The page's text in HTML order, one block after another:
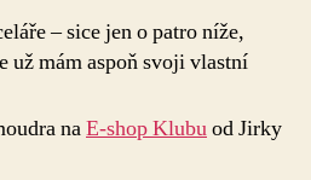
– sice jen o patro níže,
už mám aspoň svoji vlastní
naE-shop Klubuod Jirky